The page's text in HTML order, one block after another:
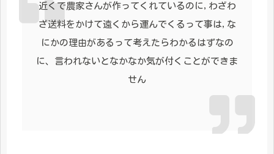
近くで農家さんが作ってくれているのに,わざわ
ざ送料をかけて遠くから運んでくるって事は,な
にかの理由があるって考えたらわかるはずなの
に、言われないとなかなか気が付くことができま
せん